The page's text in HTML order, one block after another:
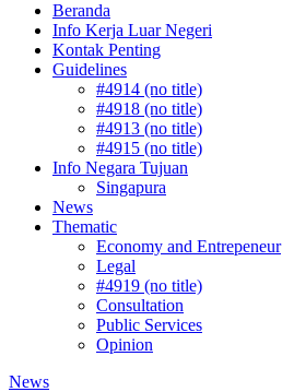
Beranda
Info Kerja Luar Negeri
Kontak Penting
Guidelines
#4914 (no title)
#4918 (no title)
#4913 (no title)
#4915 (no title)
Info Negara Tujuan
Singapura
News
Thematic
Economy and Entrepeneur
Legal
#4919 (no title)
Consultation
Public Services
Opinion
News